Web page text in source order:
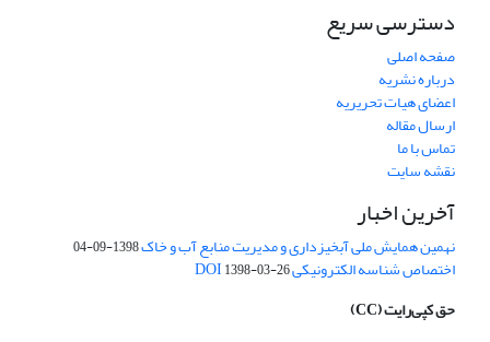
دسترسی سریع
صفحه اصلی
درباره نشریه
اعضای هیات تحریریه
ارسال مقاله
تماس با ما
نقشه سایت
آخرین اخبار
نهمین همایش ملی آبخیزداری و مدیریت منابع آب و خاک1398-09-04
اختصاص شناسه الکترونیکی DOI1398-03-26
حق کپی‌رایت(CC)